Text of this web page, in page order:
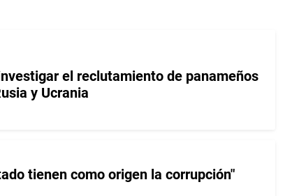
el reclutamiento de panameños
y Ucrania
tienen como origen la corrupción"